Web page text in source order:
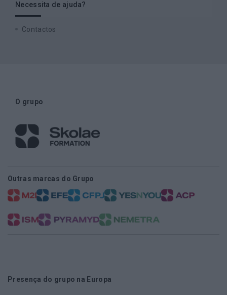
Necessita de ajuda?
Contactos
O grupo
Outras marcas do Grupo
Presença do grupo na Europa